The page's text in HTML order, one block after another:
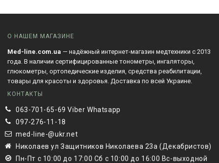
О НАШЕМ МАГАЗИНЕ
Med-line.com.ua — надёжный интернет-магазин медтехники с 2013
года. В наличии сертифицированные тонометры, ингаляторы,
глюкометры, ортопедические изделия, средства реабилитации,
товары для красоты и здоровья. Доставка по всей Украине.
КОНТАКТЫ
063-701-65-69 Viber Whatsapp
097-276-11-18
med-line-@ukr.net
Николаев ул Защитников Николаева 23а (Декабристов)
Пн-Пт с 10:00 до 17:00 Сб с 10:00 до 16:00 Вс-выходной